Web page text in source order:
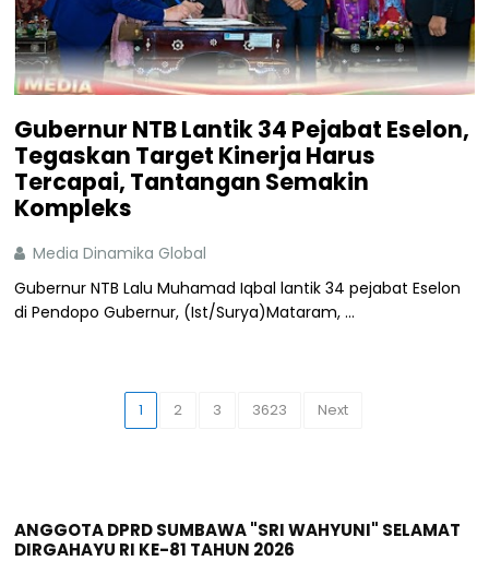
Gubernur NTB Lantik 34 Pejabat Eselon,
Tegaskan Target Kinerja Harus
Tercapai, Tantangan Semakin
Kompleks
Media Dinamika Global
Gubernur NTB Lalu Muhamad Iqbal lantik 34 pejabat Eselon
di Pendopo Gubernur, (Ist/Surya)Mataram, ...
1 2 3 3623 Next
ANGGOTA DPRD SUMBAWA "SRI WAHYUNI" SELAMAT
DIRGAHAYU RI KE-81 TAHUN 2026